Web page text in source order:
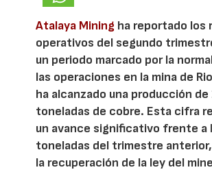
Atalaya Mining ha reportado los
operativos del segundo
un periodo marcado por la
las operaciones en la mina de
ha alcanzado una producción
toneladas de cobre. Esta cifra
un avance significativo frente a
toneladas del trimestre
la recuperación de la ley del